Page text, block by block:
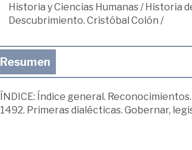
Historia y Ciencias Humanas/Historia
Descubrimiento. Cristóbal Colón /
Resumen
ÍNDICE: Índice general.
1492. Primeras dialécticas. Gobernar,